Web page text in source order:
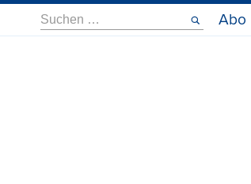
Suche
nach:
Abo